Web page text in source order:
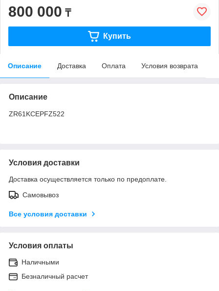
800 000 ₸
Купить
Описание Доставка Оплата Условия возврата
Описание
ZR61KCEPFZ522
Условия доставки
Доставка осуществляется только по предоплате.
Самовывоз
Все условия доставки
Условия оплаты
Наличными
Безналичный расчет